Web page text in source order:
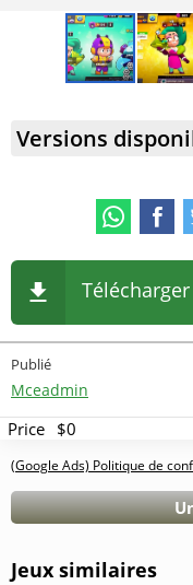
Versions
Télécharger
Publié
Mceadmin
Price $0
(Google Ads) Politique de
Jeux similaires